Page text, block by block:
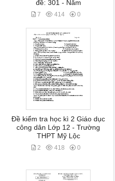
đề: 301 - Năm
7 414 0
Đề kiểm tra học kì 2 Giáo dục
công dân Lớp 12 - Trường
THPT Mỹ Lộc
2 418 0